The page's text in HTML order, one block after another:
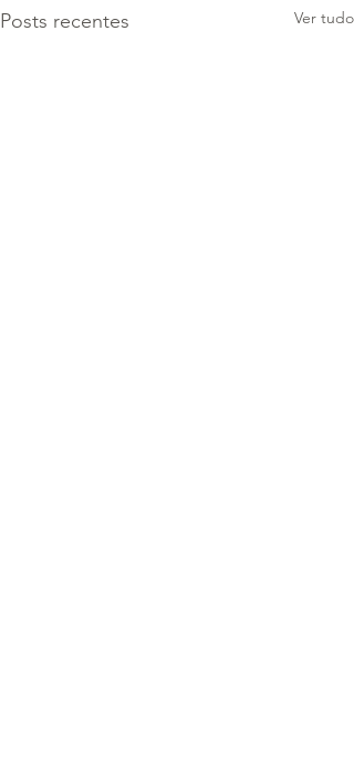
Posts recentes Ver tudo